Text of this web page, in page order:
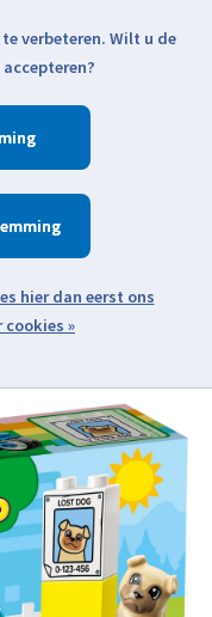
Verlanglijst
Items
verbeteren. Wilt u de
cookies »